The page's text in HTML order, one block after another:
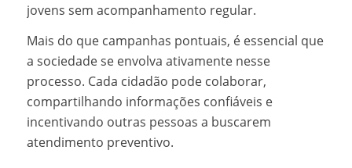
jovens sem acompanhamento regular.
Mais do que campanhas pontuais, é essencial que
a sociedade se envolva ativamente nesse
processo. Cada cidadão pode colaborar,
compartilhando informações confiáveis e
incentivando outras pessoas a buscarem
atendimento preventivo.